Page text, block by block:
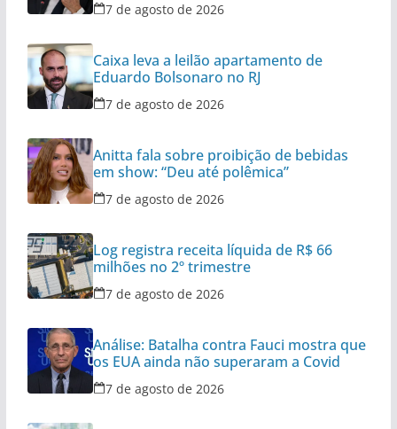
7 de agosto de 2026
Caixa leva a leilão apartamento de
Eduardo Bolsonaro no RJ
7 de agosto de 2026
Anitta fala sobre proibição de bebidas
em show: “Deu até polêmica”
7 de agosto de 2026
Log registra receita líquida de R$ 66
milhões no 2º trimestre
7 de agosto de 2026
Análise: Batalha contra Fauci mostra que
os EUA ainda não superaram a Covid
7 de agosto de 2026